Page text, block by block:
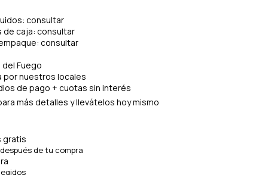
consultar
de caja: consultar
consultar
del Fuego
por nuestros locales
de pago + cuotas sin interés
más detalles y llevátelos hoy mismo
gratis
de tu compra